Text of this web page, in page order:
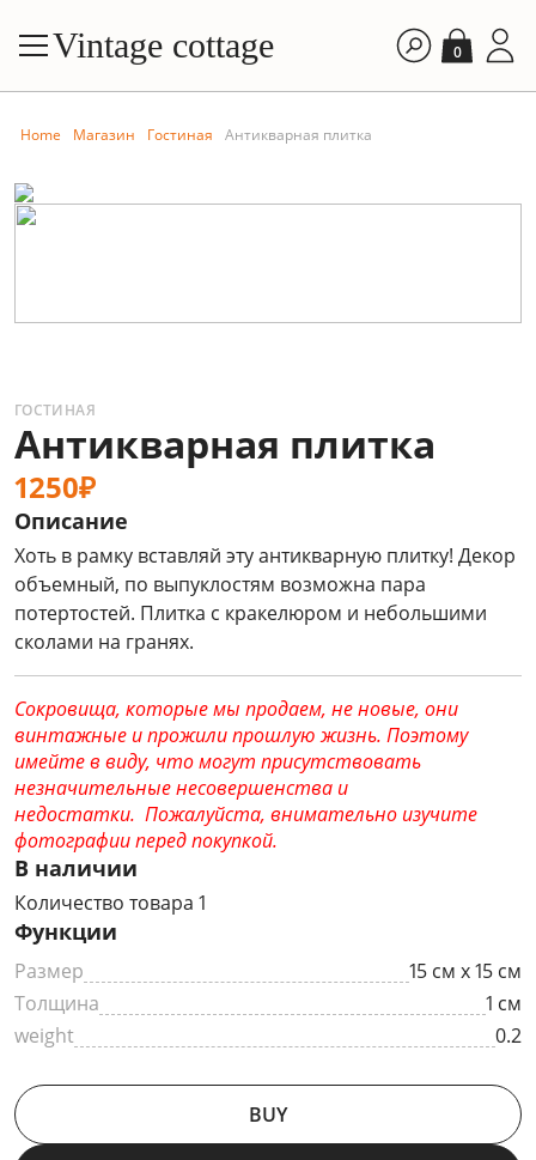
Vintage cottage 0
Home Магазин Гостиная Антикварная плитка
ГОСТИНАЯ
Антикварная плитка
1250₽
Описание
Хоть в рамку вставляй эту антикварную плитку! Декор
объемный, по выпуклостям возможна пара
потертостей. Плитка с кракелюром и небольшими
сколами на гранях.
Сокровища, которые мы продаем, не новые, они
винтажные и прожили прошлую жизнь. Поэтому
имейте в виду, что могут присутствовать
незначительные несовершенства и
недостатки. Пожалуйста, внимательно изучите
фотографии перед покупкой.
В наличии
Количество товара 1
Функции
Размер
15 см х 15 см
Толщина
1 см
weight
0.2
BUY